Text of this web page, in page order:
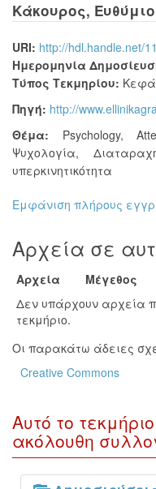
Κάκουρος,
URI: http://hdl.handle.net/
Ημερομηνία
Τύπος Τεκμηρίου:
Πηγή: http://
Θέμα:
Psychology,
Ψυχολογία,
υπερκινητικότητα
Εμφάνιση πλήρους
Αρχεία σε
Αρχεία Μέγεθος
Δεν υπάρχουν αρχεία
τεκμήριο.
Οι παρακάτω άδειες
Creative Commons
Αυτό το
ακόλουθη